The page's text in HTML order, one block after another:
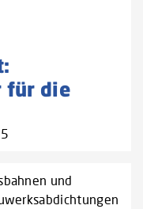
für die
und